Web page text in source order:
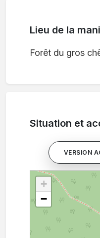
Lieu de la
Forêt du gros
Situation et
VERSION
+
−